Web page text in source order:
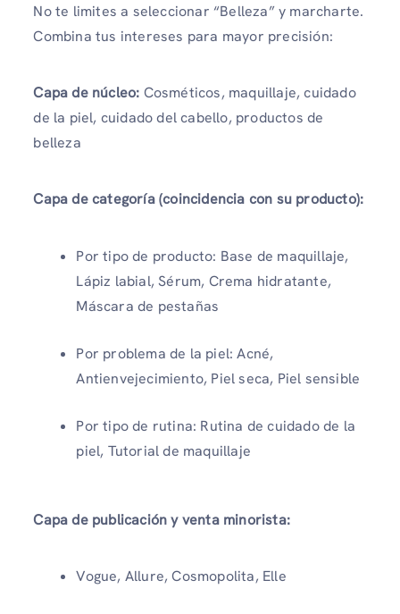
No te limites a seleccionar “Belleza” y marcharte.
Combina tus intereses para mayor precisión:
Capa de núcleo: Cosméticos, maquillaje, cuidado
de la piel, cuidado del cabello, productos de
belleza
Capa de categoría (coincidencia con su producto):
Por tipo de producto: Base de maquillaje,
Lápiz labial, Sérum, Crema hidratante,
Máscara de pestañas
Por problema de la piel: Acné,
Antienvejecimiento, Piel seca, Piel sensible
Por tipo de rutina: Rutina de cuidado de la
piel, Tutorial de maquillaje
Capa de publicación y venta minorista:
Vogue, Allure, Cosmopolita, Elle